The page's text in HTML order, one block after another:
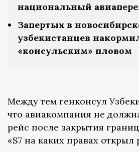
национальный
Запертых в
узбекистанцев
«консульским» пловом
Между тем генконсул
что авиакомпания не
рейс после закрытия
«S7 на каких правах открыл